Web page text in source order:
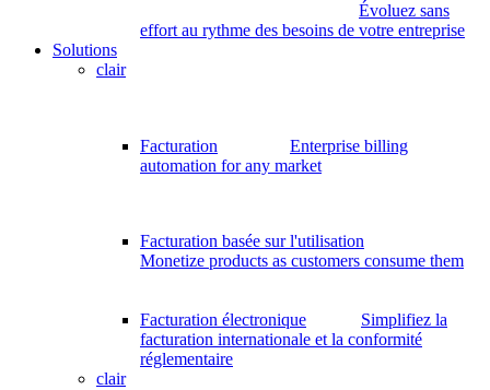
Évoluez sans
effort au rythme des besoins de votre entreprise
Solutions
clair
Facturation
Enterprise billing
automation for any market
Facturation basée sur l'utilisation
Monetize products as customers consume them
Facturation électronique
Simplifiez la
facturation internationale et la conformité
réglementaire
clair